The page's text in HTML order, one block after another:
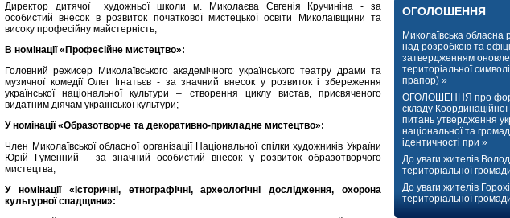
Директор дитячої художньої школи м. Миколаєва Євгенія Кручиніна - за
особистий внесок в розвиток початкової мистецької освіти Миколаївщини та
високу професійну майстерність;
В номінації «Професійне мистецтво»:
Головний режисер Миколаївського академічного українського театру драми та
музичної комедії Олег Ігнатьєв - за значний внесок у розвиток і збереження
української національної культури – створення циклу вистав, присвяченого
видатним діячам української культури;
У номінації «Образотворче та декоративно-прикладне мистецтво»:
Член Миколаївської обласної організації Національної спілки художників України
Юрій Гуменний - за значний особистий внесок у розвиток образотворчого
мистецтва;
У номінації «Історичні, етнографічні, археологічні дослідження, охорона
культурної спадщини»:
ОГОЛОШЕННЯ
Миколаївська
над розробкою та
затвердженням
територіальної
прапор) »
ОГОЛОШЕННЯ про
складу
питань утвердження
національної та
ідентичності при »
До уваги жителів
територіальної
До уваги жителів
територіальної